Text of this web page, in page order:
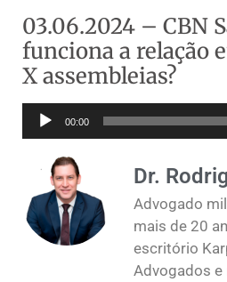
03.06.2024 – CBN
funciona a relação
X assembleias?
Tocador
áudio
00:00
Dr.
Advogado
mais de 20
escritório
Advogados